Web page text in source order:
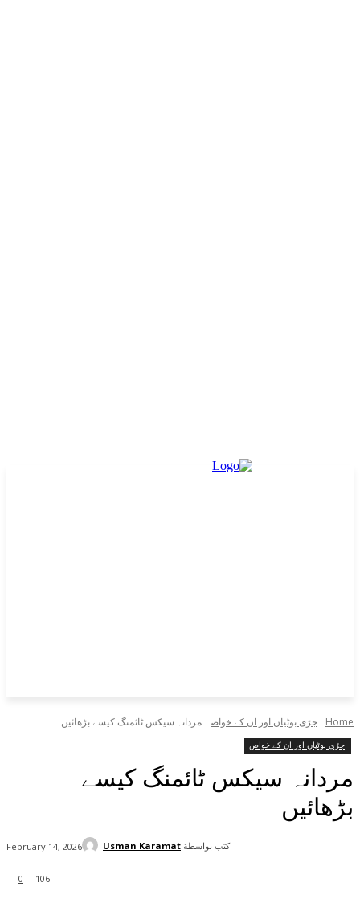
Home جڑی بوٹیاں اور ان کے خواص مردانہ سیکس ٹائمنگ کیسے بڑھائیں
جڑی بوٹیاں اور ان کے خواص
مردانہ سیکس ٹائمنگ کیسے
بڑھائیں
0 106
February 14, 2026 كتب بواسطة Usman Karamat